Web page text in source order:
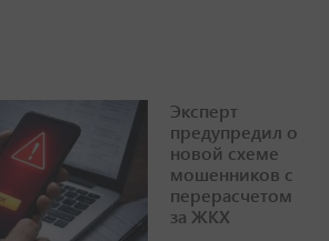
Эксперт
предупредил о
новой схеме
мошенников с
перерасчетом
за ЖКХ